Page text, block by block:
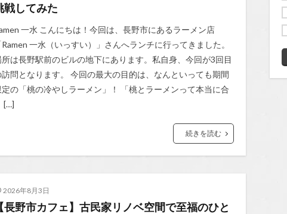
戦してみた
一水 こんにちは！今回は、長野市にあるラーメン店
一水（いっすい）」さんへランチに行ってきました。
所は長野駅前のビルの地下にあります。私自身、今回が3回目
訪問となります。 今回の最大の目的は、なんといっても期間
定の「桃の冷やしラーメン」！ 「桃とラーメンって本当に合
[…]
続きを読む
2026年8月3日
長野市カフェ】古民家リノベ空間で至福のひと